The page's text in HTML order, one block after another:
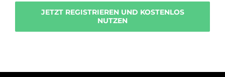
JETZT REGISTRIEREN UND KOSTENLOS
NUTZEN